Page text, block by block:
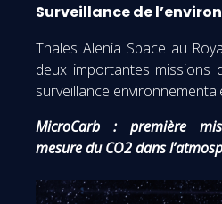
Surveillance de
Thales Alenia Space au
deux importantes missions
surveillance
MicroCarb : première
mesure du CO2 dans